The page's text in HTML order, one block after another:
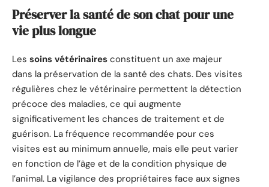
Préserver la santé de son chat pour une
vie plus longue
Les soins vétérinaires constituent un axe majeur
dans la préservation de la santé des chats. Des visites
régulières chez le vétérinaire permettent la détection
précoce des maladies, ce qui augmente
significativement les chances de traitement et de
guérison. La fréquence recommandée pour ces
visites est au minimum annuelle, mais elle peut varier
en fonction de l’âge et de la condition physique de
l’animal. La vigilance des propriétaires face aux signes